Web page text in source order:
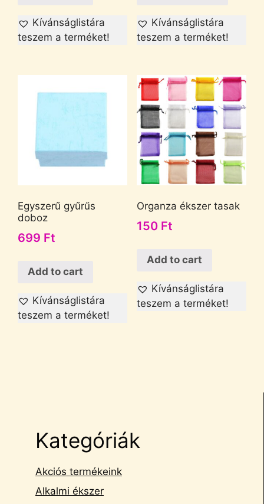
Kívánságlistára
teszem a terméket!
Kívánságlistára
teszem a terméket!
Egyszerű gyűrűs
doboz
699 Ft
Add to cart
Kívánságlistára
teszem a terméket!
Organza ékszer tasak
150 Ft
Add to cart
Kívánságlistára
teszem a terméket!
Kategóriák
Akciós termékeink
Alkalmi ékszer